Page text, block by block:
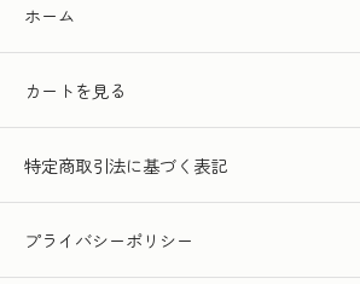
ホーム
カートを見る
特定商取引法に基づく表記
プライバシーポリシー